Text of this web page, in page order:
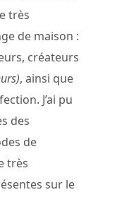
très
de maison :
créateurs
, ainsi que
J’ai pu
des
de
très
sur le